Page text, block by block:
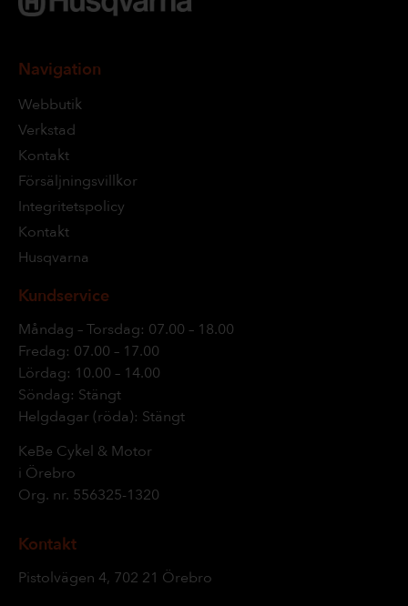
Navigation
Webbutik
Verkstad
Kontakt
Försäljningsvillkor
Integritetspolicy
Kontakt
Husqvarna
Kundservice
Måndag – Torsdag: 07.00 – 18.00
Fredag: 07.00 – 17.00
Lördag: 10.00 – 14.00
Söndag: Stängt
Helgdagar (röda): Stängt
KeBe Cykel & Motor
i Örebro
Org. nr. 556325-1320
Kontakt
Pistolvägen 4, 702 21 Örebro